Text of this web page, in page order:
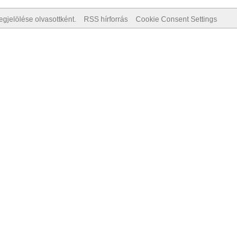
olvasottként. RSS hírforrás Cookie Consent Settings